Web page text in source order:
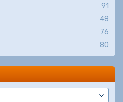
91
48
76
80